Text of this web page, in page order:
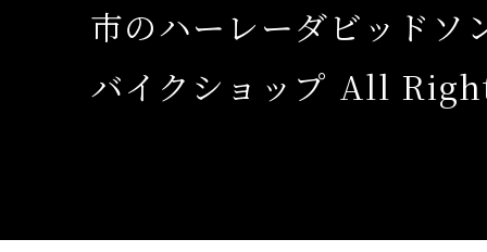
市のハーレーダビッドソ
バイクショップ All